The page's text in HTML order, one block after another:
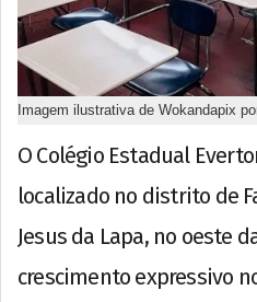
Imagem ilustrativa de Wokandapix
O Colégio Estadual
localizado no distrito de
Jesus da Lapa, no oeste
crescimento expressivo